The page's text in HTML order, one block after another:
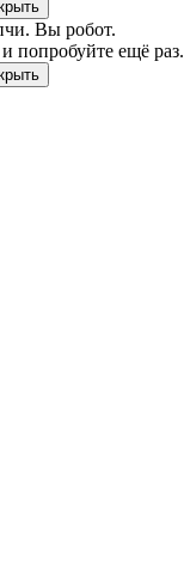
Вы робот.
попробуйте ещё раз.